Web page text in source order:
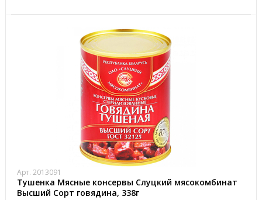
Арт. 2013091
Тушенка Мясные консервы Слуцкий мясокомбинат
Высший Сорт говядина, 338г